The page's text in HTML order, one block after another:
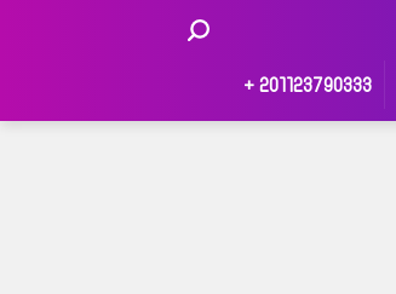
201123790333 +